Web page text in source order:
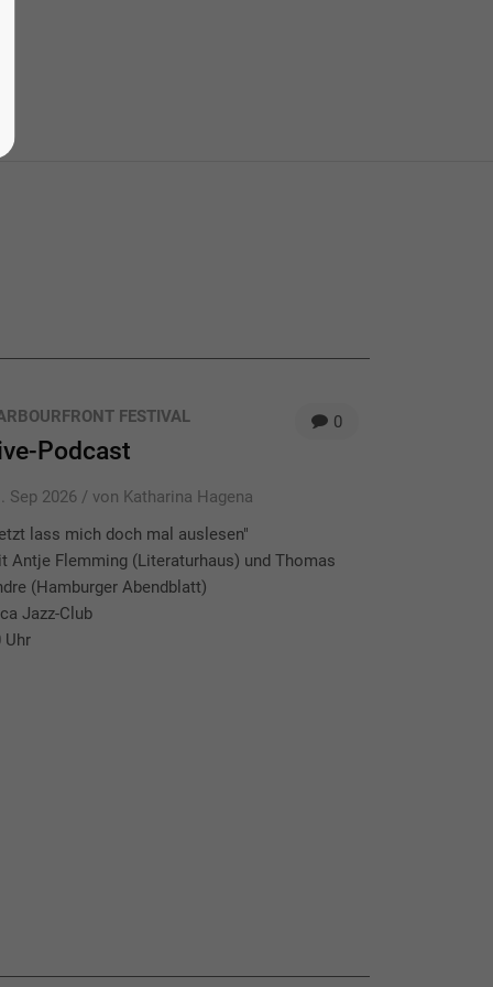
0
FESTIVAL
Podcast
Sep 2026 / von Katharina Hagena
lass mich doch mal auslesen"
Antje Flemming (Literaturhaus) und Thomas
(Hamburger Abendblatt)
Jazz-Club
Uhr